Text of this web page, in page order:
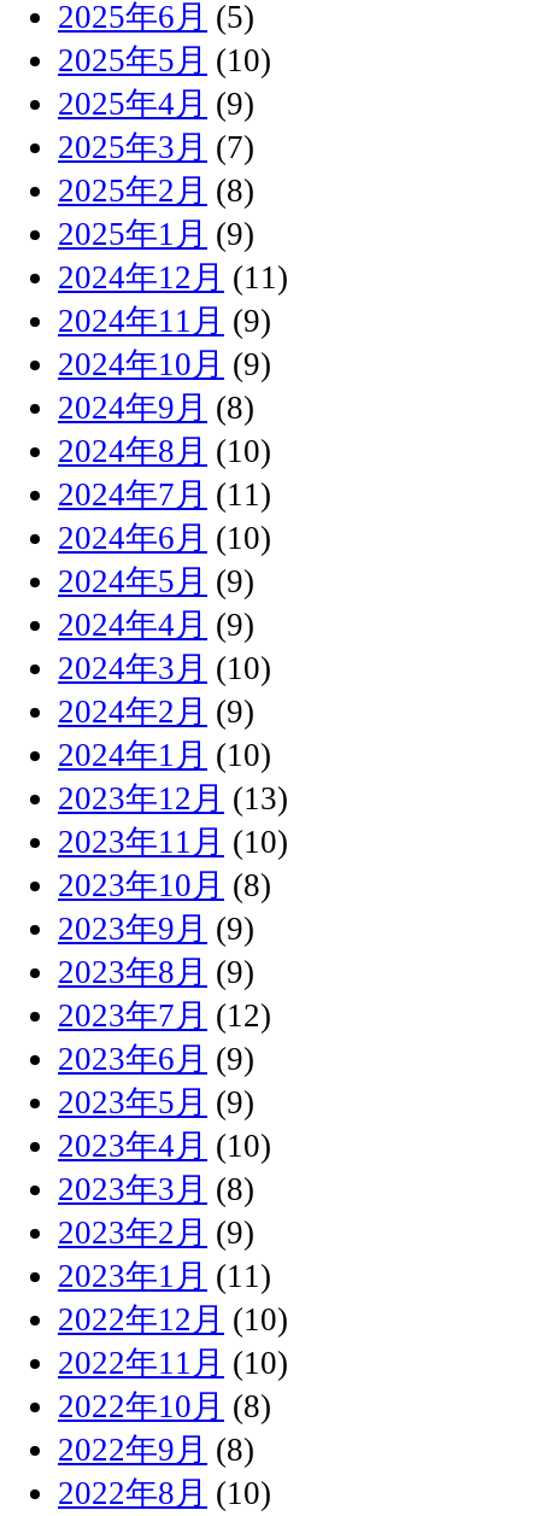
2025年6月 (5)
2025年5月 (10)
2025年4月 (9)
2025年3月 (7)
2025年2月 (8)
2025年1月 (9)
2024年12月 (11)
2024年11月 (9)
2024年10月 (9)
2024年9月 (8)
2024年8月 (10)
2024年7月 (11)
2024年6月 (10)
2024年5月 (9)
2024年4月 (9)
2024年3月 (10)
2024年2月 (9)
2024年1月 (10)
2023年12月 (13)
2023年11月 (10)
2023年10月 (8)
2023年9月 (9)
2023年8月 (9)
2023年7月 (12)
2023年6月 (9)
2023年5月 (9)
2023年4月 (10)
2023年3月 (8)
2023年2月 (9)
2023年1月 (11)
2022年12月 (10)
2022年11月 (10)
2022年10月 (8)
2022年9月 (8)
2022年8月 (10)